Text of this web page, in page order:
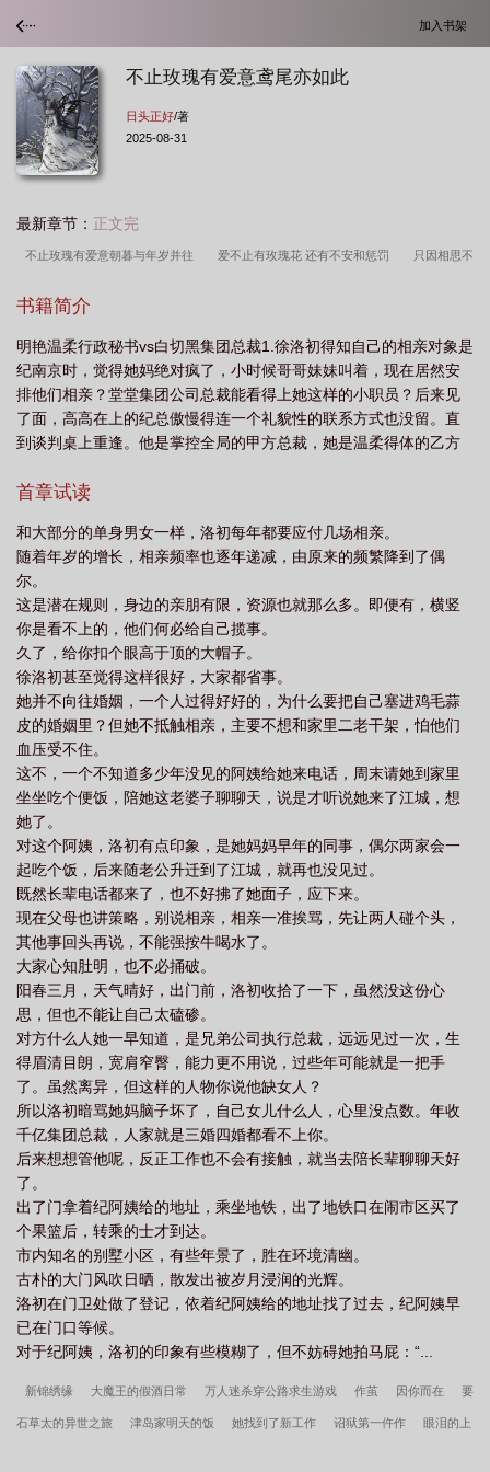
加入书架
不止玫瑰有爱意鸢尾亦如此
日头正好/著
2025-08-31
最新章节： 正文完
不止玫瑰有爱意朝暮与年岁并往 爱不止有玫瑰花 还有不安和惩罚 只因相思不
玫瑰有爱意徐洛初
有爱意思之一二免费阅读 不止玫瑰有爱意作文 不止玫瑰有爱意日头正好全文在
线阅读 不止玫瑰有爱意完整版 不止玫瑰有爱意歌曲 你是所有的浪漫
止玫瑰有爱意出自哪里 不止玫瑰有爱意翻译 不止玫瑰有爱意鸢尾亦如此
止玫瑰有爱意乔念伊 不止玫瑰有爱意txt 不止玫瑰有爱意全文免费阅读 不
句 不止玫瑰有爱意意思 不止玫瑰有爱意怎么回复 不止玫瑰有爱意纯音乐
mp3百度
之一二 不止玫瑰有爱意英文 不止玫瑰有爱意啥意思 不止玫瑰有爱意徐洛初
纪南京 不止玫瑰有爱意免费阅读
书籍简介
明艳温柔行政秘书vs白切黑集团总裁1.徐洛初得知自己的相亲对象是
纪南京时，觉得她妈绝对疯了，小时候哥哥妹妹叫着，现在居然安
排他们相亲？堂堂集团公司总裁能看得上她这样的小职员？后来见
了面，高高在上的纪总傲慢得连一个礼貌性的联系方式也没留。直
到谈判桌上重逢。他是掌控全局的甲方总裁，她是温柔得体的乙方
己有。2.两人并不太熟的熟人有了第一次。次日徐洛初收到好友验证
她抵在了无人知晓的角落，低声下气问她：“跟我不行吗？”和谁都可
以，但是和你不行。不行，那就拆散你和他；不行，那就强行把你
借调到我身边。3.珠宝店打来电话，那枚10克拉的帕帕恰拉定制戒
指已经到货——是她最迷恋的宝石。他下意识说：“我自己去取。”这
样能第一时间看到戒指。电话挂断，纪南京才蓦然想起，他们已经
分手很久。之后经常有人看到纪总来往于明城与江城，以为集团公
司要在明城有大动作，直到有人点破：明城这样的小城不值得纪总
费神，明城却有一个姑娘让他很费神。他们始于一场荒唐，最后终
于爱情。
首章试读
和大部分的单身男女一样，洛初每年都要应付几场相亲。
随着年岁的增长，相亲频率也逐年递减，由原来的频繁降到了偶
尔。
这是潜在规则，身边的亲朋有限，资源也就那么多。即便有，横竖
你是看不上的，他们何必给自己揽事。
久了，给你扣个眼高于顶的大帽子。
徐洛初甚至觉得这样很好，大家都省事。
她并不向往婚姻，一个人过得好好的，为什么要把自己塞进鸡毛蒜
皮的婚姻里？但她不抵触相亲，主要不想和家里二老干架，怕他们
血压受不住。
这不，一个不知道多少年没见的阿姨给她来电话，周末请她到家里
坐坐吃个便饭，陪她这老婆子聊聊天，说是才听说她来了江城，想
她了。
对这个阿姨，洛初有点印象，是她妈妈早年的同事，偶尔两家会一
起吃个饭，后来随老公升迁到了江城，就再也没见过。
既然长辈电话都来了，也不好拂了她面子，应下来。
现在父母也讲策略，别说相亲，相亲一准挨骂，先让两人碰个头，
其他事回头再说，不能强按牛喝水了。
大家心知肚明，也不必捅破。
阳春三月，天气晴好，出门前，洛初收拾了一下，虽然没这份心
思，但也不能让自己太磕碜。
对方什么人她一早知道，是兄弟公司执行总裁，远远见过一次，生
得眉清目朗，宽肩窄臀，能力更不用说，过些年可能就是一把手
了。虽然离异，但这样的人物你说他缺女人？
所以洛初暗骂她妈脑子坏了，自己女儿什么人，心里没点数。年收
千亿集团总裁，人家就是三婚四婚都看不上你。
后来想想管他呢，反正工作也不会有接触，就当去陪长辈聊聊天好
了。
出了门拿着纪阿姨给的地址，乘坐地铁，出了地铁口在闹市区买了
个果篮后，转乘的士才到达。
市内知名的别墅小区，有些年景了，胜在环境清幽。
古朴的大门风吹日晒，散发出被岁月浸润的光辉。
洛初在门卫处做了登记，依着纪阿姨给的地址找了过去，纪阿姨早
已在门口等候。
对于纪阿姨，洛初的印象有些模糊了，但不妨碍她拍马屁：“...
新锦绣缘 大魔王的假酒日常 万人迷杀穿公路求生游戏 作茧 因你而在 要
石草太的异世之旅 津岛家明天的饭 她找到了新工作 诏狱第一仵作 眼泪的上